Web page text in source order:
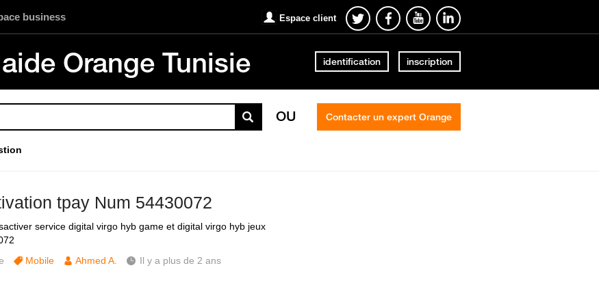
business Espace client
Orange Tunisie identification inscription
OU Contacter un expert Orange
tpay Num 54430072
service digital virgo hyb game et digital virgo hyb jeux
Mobile Ahmed A. Il y a plus de 2 ans